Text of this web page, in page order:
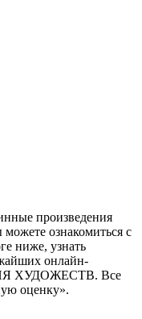
произведения
ознакомиться с
ниже, узнать
онлайн-
ХУДОЖЕСТВ. Все
оценку».